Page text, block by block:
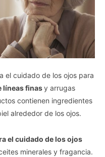
el cuidado de los ojos para
líneas finasy arrugas
contienen ingredientes
alrededor de los ojos.
el cuidado de los ojos
minerales y fragancia.